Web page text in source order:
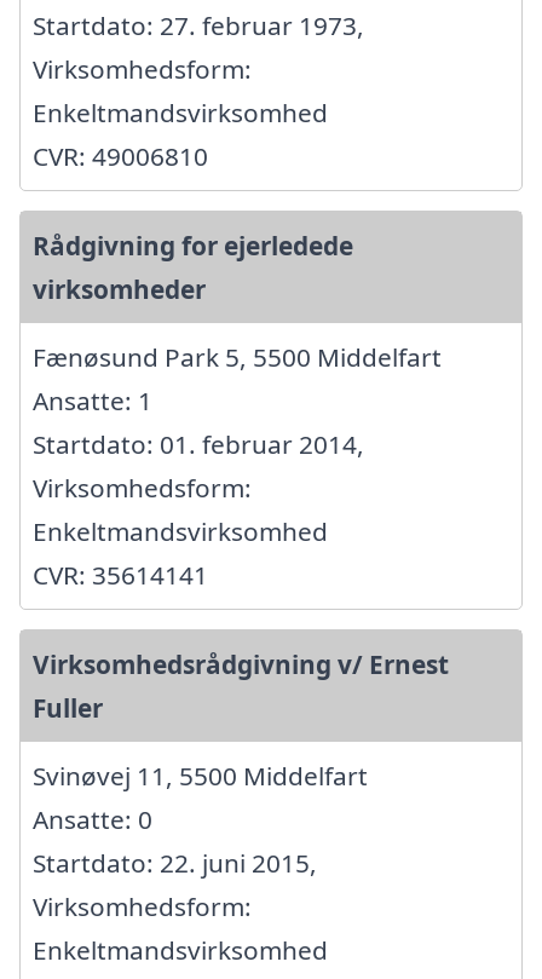
Startdato: 27. februar 1973,
Virksomhedsform:
Enkeltmandsvirksomhed
CVR: 49006810
Rådgivning for ejerledede
virksomheder
Fænøsund Park 5, 5500 Middelfart
Ansatte: 1
Startdato: 01. februar 2014,
Virksomhedsform:
Enkeltmandsvirksomhed
CVR: 35614141
Virksomhedsrådgivning v/ Ernest
Fuller
Svinøvej 11, 5500 Middelfart
Ansatte: 0
Startdato: 22. juni 2015,
Virksomhedsform:
Enkeltmandsvirksomhed